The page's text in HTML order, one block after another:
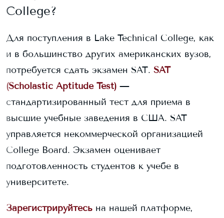
College?
Для поступления в Lake Technical College, как
и в большинство других американских вузов,
потребуется сдать экзамен SAT. SAT
(Scholastic Aptitude Test) —
стандартизированный тест для приема в
высшие учебные заведения в США. SAT
управляется некоммерческой организацией
College Board. Экзамен оценивает
подготовленность студентов к учебе в
университете.
Зарегистрируйтесь на нашей платформе,